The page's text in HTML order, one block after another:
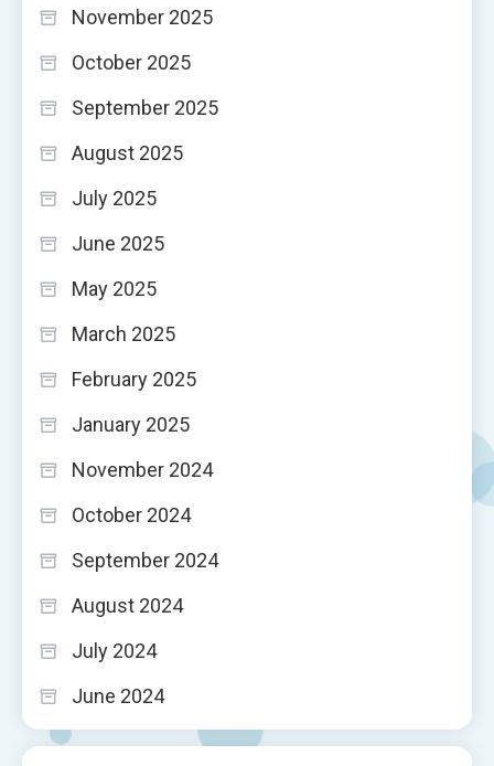
November 2025
October 2025
September 2025
August 2025
July 2025
June 2025
May 2025
March 2025
February 2025
January 2025
November 2024
October 2024
September 2024
August 2024
July 2024
June 2024